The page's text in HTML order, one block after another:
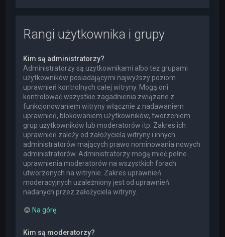
Rangi użytkownika i grupy
Kim są administratorzy?
Administratorzy są użytkownikami albo też grupami
użytkowników posiadającymi najwyższy poziom
uprawnień kontrolnych całej witryny. Mogą oni
kontrolować wszystkie zagadnienia związane z
funkcjonowaniem witryny włącznie z nadawaniem
uprawnień, blokowaniem użytkowników, tworzeniem
grup użytkowników lub moderatorów itp. Zakres ich
uprawnień zależy od założyciela witryny i innych
administratorów mających prawo nominowania nowych
administratorów. Administratorzy mogą mieć pełne
uprawnienia moderatorów na wszystkich forach
utworzonych na witrynie. Zakres uprawnień
moderacyjnych uzależniony jest od uprawnień
nadanych przez założyciela witryny.
Na górę
Kim są moderatorzy?